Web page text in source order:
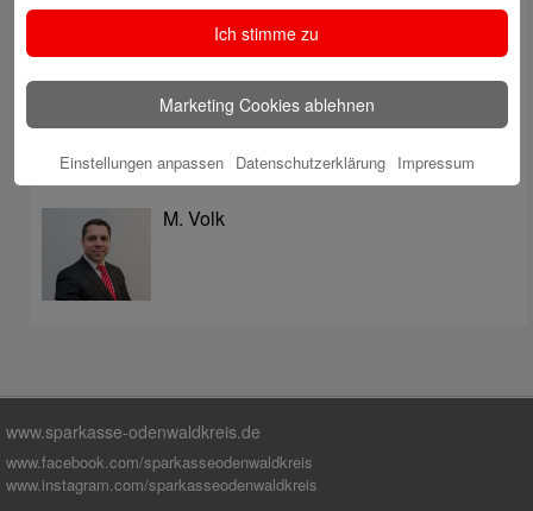
Digitale Apotheke in der Sparkassen-Geschäftsstelle
Fränkisch-Crumbach eröffnet
Sparkasse stärkt das soziale Miteinander im
Odenwaldkreis
Autoren
M. Volk
www.sparkasse-odenwaldkreis.de
www.facebook.com/sparkasseodenwaldkreis
www.instagram.com/sparkasseodenwaldkreis
Ich stimme zu
Marketing Cookies ablehnen
Einstellungen anpassen Datenschutzerklärung Impressum